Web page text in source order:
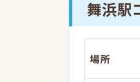
舞浜駅
場所